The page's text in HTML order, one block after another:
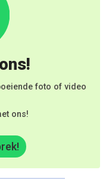
foto of video
ons!